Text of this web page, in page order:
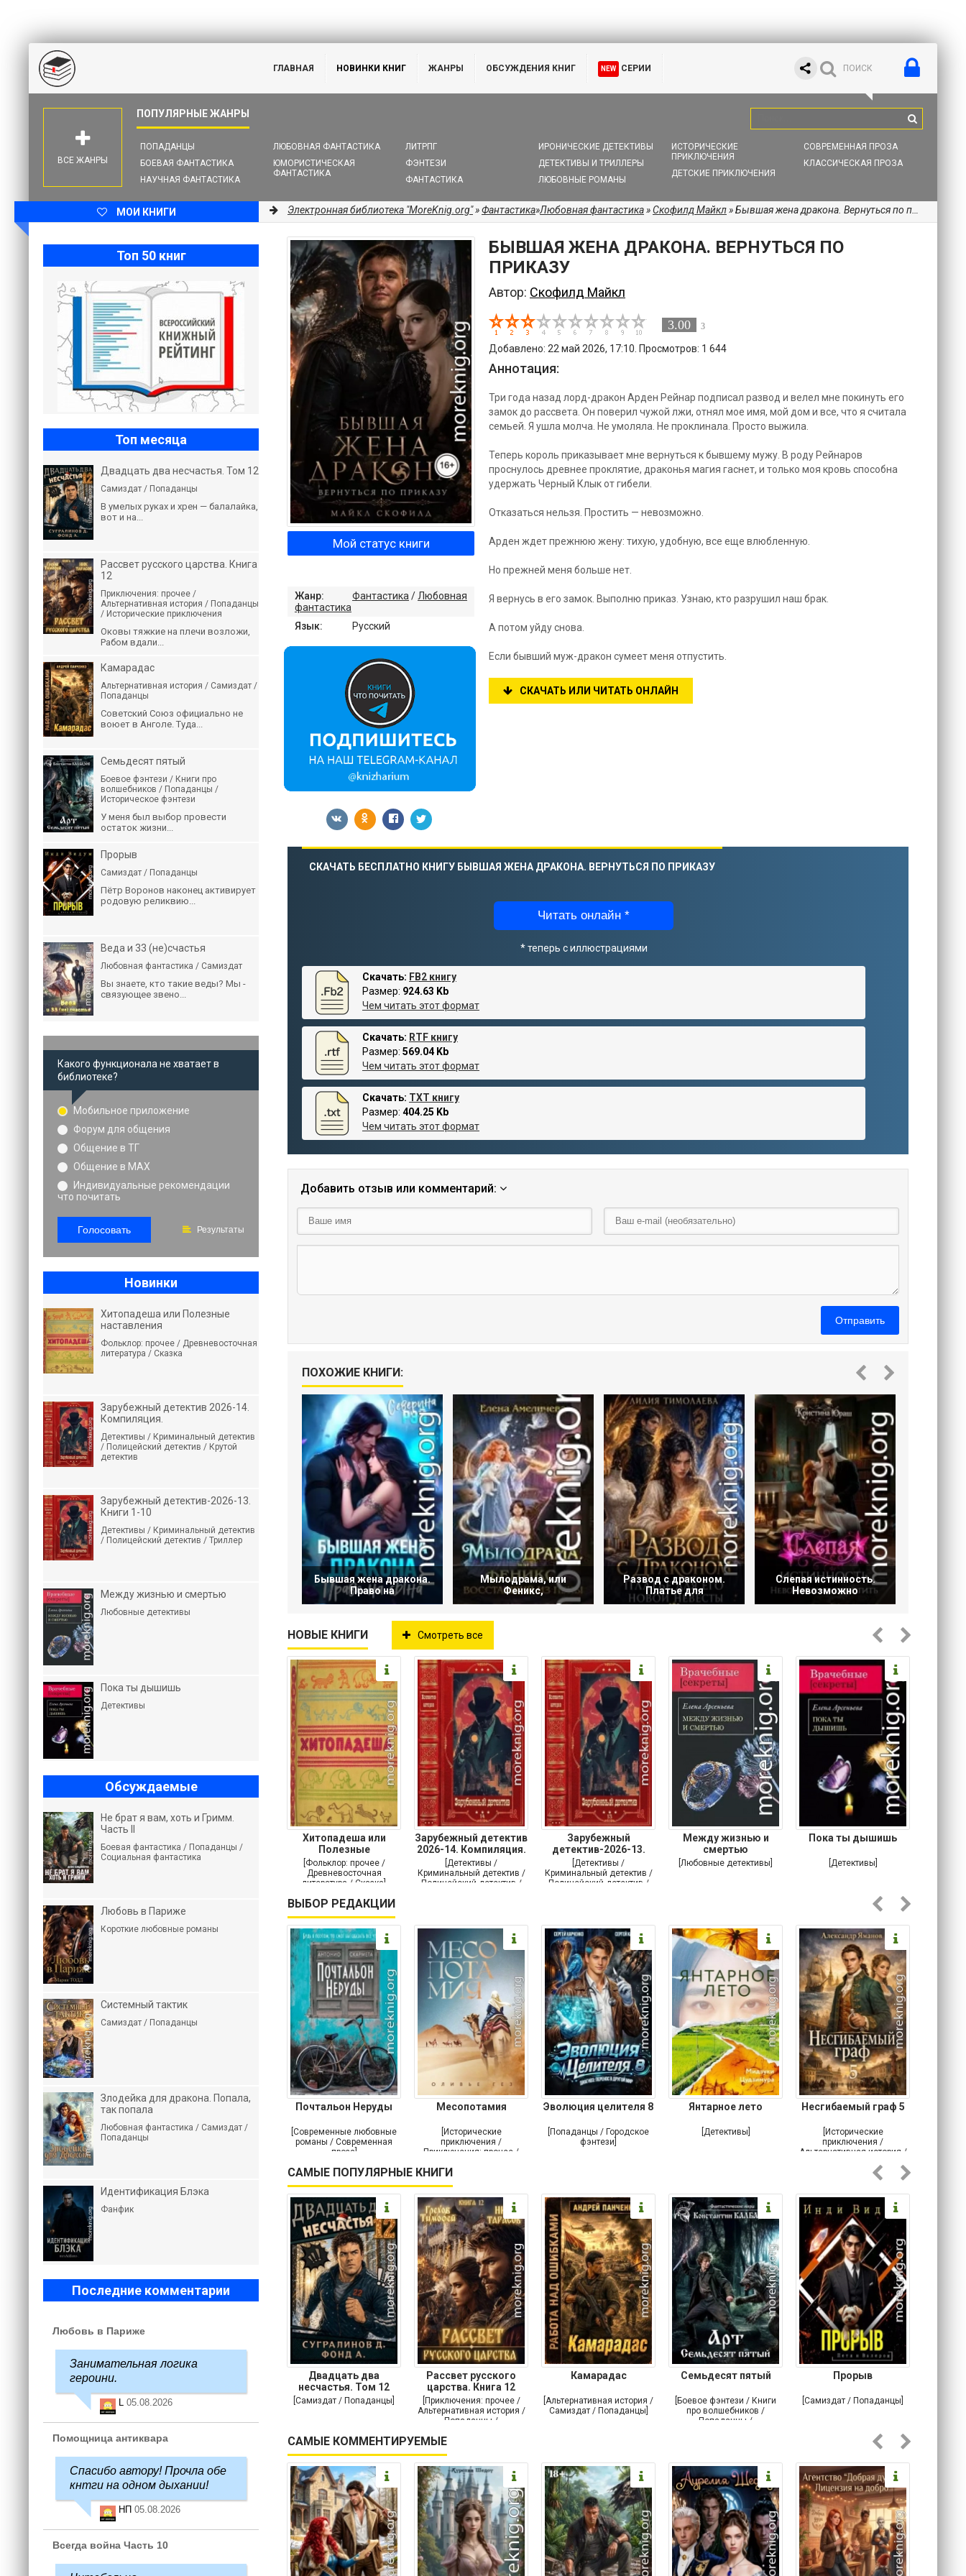
ГЛАВНАЯ НОВИНКИ КНИГ ЖАНРЫ ОБСУЖДЕНИЯ КНИГ NEW СЕРИИ
ПОПАДАНЦЫ
БОЕВАЯ ФАНТАСТИКА
НАУЧНАЯ ФАНТАСТИКА
ЛЮБОВНАЯ ФАНТАСТИКА
ЮМОРИСТИЧЕСКАЯ
ФАНТАСТИКА
ЛИТРПГ
ФЭНТЕЗИ
ФАНТАСТИКА
ИРОНИЧЕСКИЕ ДЕТЕКТИВЫ
ДЕТЕКТИВЫ И ТРИЛЛЕРЫ
ЛЮБОВНЫЕ РОМАНЫ
ИСТОРИЧЕСКИЕ
ПРИКЛЮЧЕНИЯ
ДЕТСКИЕ ПРИКЛЮЧЕНИЯ
СОВРЕМЕННАЯ ПРОЗА
КЛАССИЧЕСКАЯ ПРОЗА
ВСЕ ЖАНРЫ
МОИ КНИГИ Электронная библиотека "MoreKnig.org"»Фантастика»Любовная фантастика»Скофилд Майкл» Бывшая жена дракона. Вернуться по приказу
БЫВШАЯ ЖЕНА ДРАКОНА. ВЕРНУТЬСЯ ПО
ПРИКАЗУ
Автор: Скофилд Майкл
3.00 3
Добавлено: 22 май 2026, 17:10. Просмотров: 1 644
Аннотация:
Три года назад лорд-дракон Арден Рейнар подписал развод и велел мне покинуть его
замок до рассвета. Он поверил чужой лжи, отнял мое имя, мой дом и все, что я считала
семьей. Я ушла молча. Не умоляла. Не проклинала. Просто выжила.
Теперь король приказывает мне вернуться к бывшему мужу. В роду Рейнаров
проснулось древнее проклятие, драконья магия гаснет, и только моя кровь способна
удержать Черный Клык от гибели.
Отказаться нельзя. Простить — невозможно.
Арден ждет прежнюю жену: тихую, удобную, все еще влюбленную.
Но прежней меня больше нет.
Я вернусь в его замок. Выполню приказ. Узнаю, кто разрушил наш брак.
А потом уйду снова.
Если бывший муж-дракон сумеет меня отпустить.
СКАЧАТЬ ИЛИ ЧИТАТЬ ОНЛАЙН
Мой статус книги
Жанр: Фантастика / Любовная
фантастика
Язык:
Русский
СКАЧАТЬ БЕСПЛАТНО КНИГУ БЫВШАЯ ЖЕНА ДРАКОНА. ВЕРНУТЬСЯ ПО ПРИКАЗУ
Читать онлайн *
* теперь с иллюстрациями
Скачать: FB2 книгу
Размер: 924.63 Kb
Чем читать этот формат
Скачать: RTF книгу
Размер: 569.04 Kb
Чем читать этот формат
Скачать: TXT книгу
Размер: 404.25 Kb
Чем читать этот формат
Добавить отзыв или комментарий:
Отправить
ПОХОЖИЕ КНИГИ:
Бывшая жена дракона.
Право на
Мылодрама, или
Феникс,
Развод с драконом.
Платье для
Слепая истинность.
Невозможно
НОВЫЕ КНИГИ Смотреть все
Хитопадеша или
Полезные
наставления
[Фольклор: прочее /
Древневосточная
литература / Сказка]
Зарубежный детектив
2026-14. Компиляция.
Книги
[Детективы /
Криминальный детектив /
Полицейский детектив /
Зарубежный
детектив-2026-13.
Книги 1-10
[Детективы /
Криминальный детектив /
Полицейский детектив /
Между жизнью и
смертью
[Любовные детективы]
Пока ты дышишь
[Детективы]
ВЫБОР РЕДАКЦИИ
Почтальон Неруды
[Современные любовные
романы / Современная
проза]
Месопотамия
[Исторические
приключения /
Приключения: прочее /
Историческая проза]
Эволюция целителя 8
[Попаданцы / Городское
фэнтези]
Янтарное лето
[Детективы]
Несгибаемый граф 5
[Исторические
приключения /
Альтернативная история /
САМЫЕ ПОПУЛЯРНЫЕ КНИГИ
Двадцать два
несчастья. Том 12
[Самиздат / Попаданцы]
Рассвет русского
царства. Книга 12
[Приключения: прочее /
Альтернативная история /
Попаданцы /
приключения]
Камарадас
[Альтернативная история /
Самиздат / Попаданцы]
Семьдесят пятый
[Боевое фэнтези / Книги
про волшебников /
Попаданцы /
Прорыв
[Самиздат / Попаданцы]
САМЫЕ КОММЕНТИРУЕМЫЕ
Топ 50 книг
Топ месяца
Двадцать два несчастья. Том 12
Самиздат / Попаданцы
В умелых руках и хрен — балалайка,
вот и на...
Рассвет русского царства. Книга
12
Приключения: прочее /
Альтернативная история / Попаданцы
/ Исторические приключения
Оковы тяжкие на плечи возложи,
Рабом вдали...
Камарадас
Альтернативная история / Самиздат /
Попаданцы
Советский Союз официально не
воюет в Анголе. Туда...
Семьдесят пятый
Боевое фэнтези / Книги про
волшебников / Попаданцы /
Историческое фэнтези
У меня был выбор провести
остаток жизни...
Прорыв
Самиздат / Попаданцы
Пётр Воронов наконец активирует
родовую реликвию...
Веда и 33 (не)счастья
Любовная фантастика / Самиздат
Вы знаете, кто такие веды? Мы -
связующее звено...
Какого функционала не хватает в
библиотеке?
Мобильное приложение
Форум для общения
Общение в ТГ
Общение в MAX
Индивидуальные рекомендации
что почитать
Голосовать Результаты
Новинки
Хитопадеша или Полезные
наставления
Фольклор: прочее / Древневосточная
литература / Сказка
Зарубежный детектив 2026-14.
Компиляция.
Детективы / Криминальный детектив
/ Полицейский детектив / Крутой
детектив
Зарубежный детектив-2026-13.
Книги 1-10
Детективы / Криминальный детектив
/ Полицейский детектив / Триллер
Между жизнью и смертью
Любовные детективы
Пока ты дышишь
Детективы
Обсуждаемые
Не брат я вам, хоть и Гримм.
Часть II
Боевая фантастика / Попаданцы /
Социальная фантастика
Любовь в Париже
Короткие любовные романы
Системный тактик
Самиздат / Попаданцы
Злодейка для дракона. Попала,
так попала
Любовная фантастика / Самиздат /
Попаданцы
Идентификация Блэка
Фанфик
Последние комментарии
Любовь в Париже
Занимательная логика
героини.
L 05.08.2026
Помощница антиквара
Спасибо автору! Прочла обе
кнтги на одном дыхании!
НП 05.08.2026
Всегда война Часть 10